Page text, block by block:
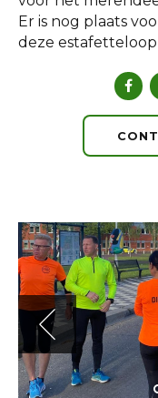
Er is nog plaats
deze